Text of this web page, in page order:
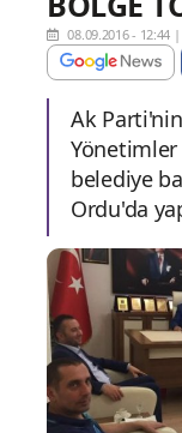
08.09.2016 - 12:44
Ak
Yönetimler
belediye
Ordu'da